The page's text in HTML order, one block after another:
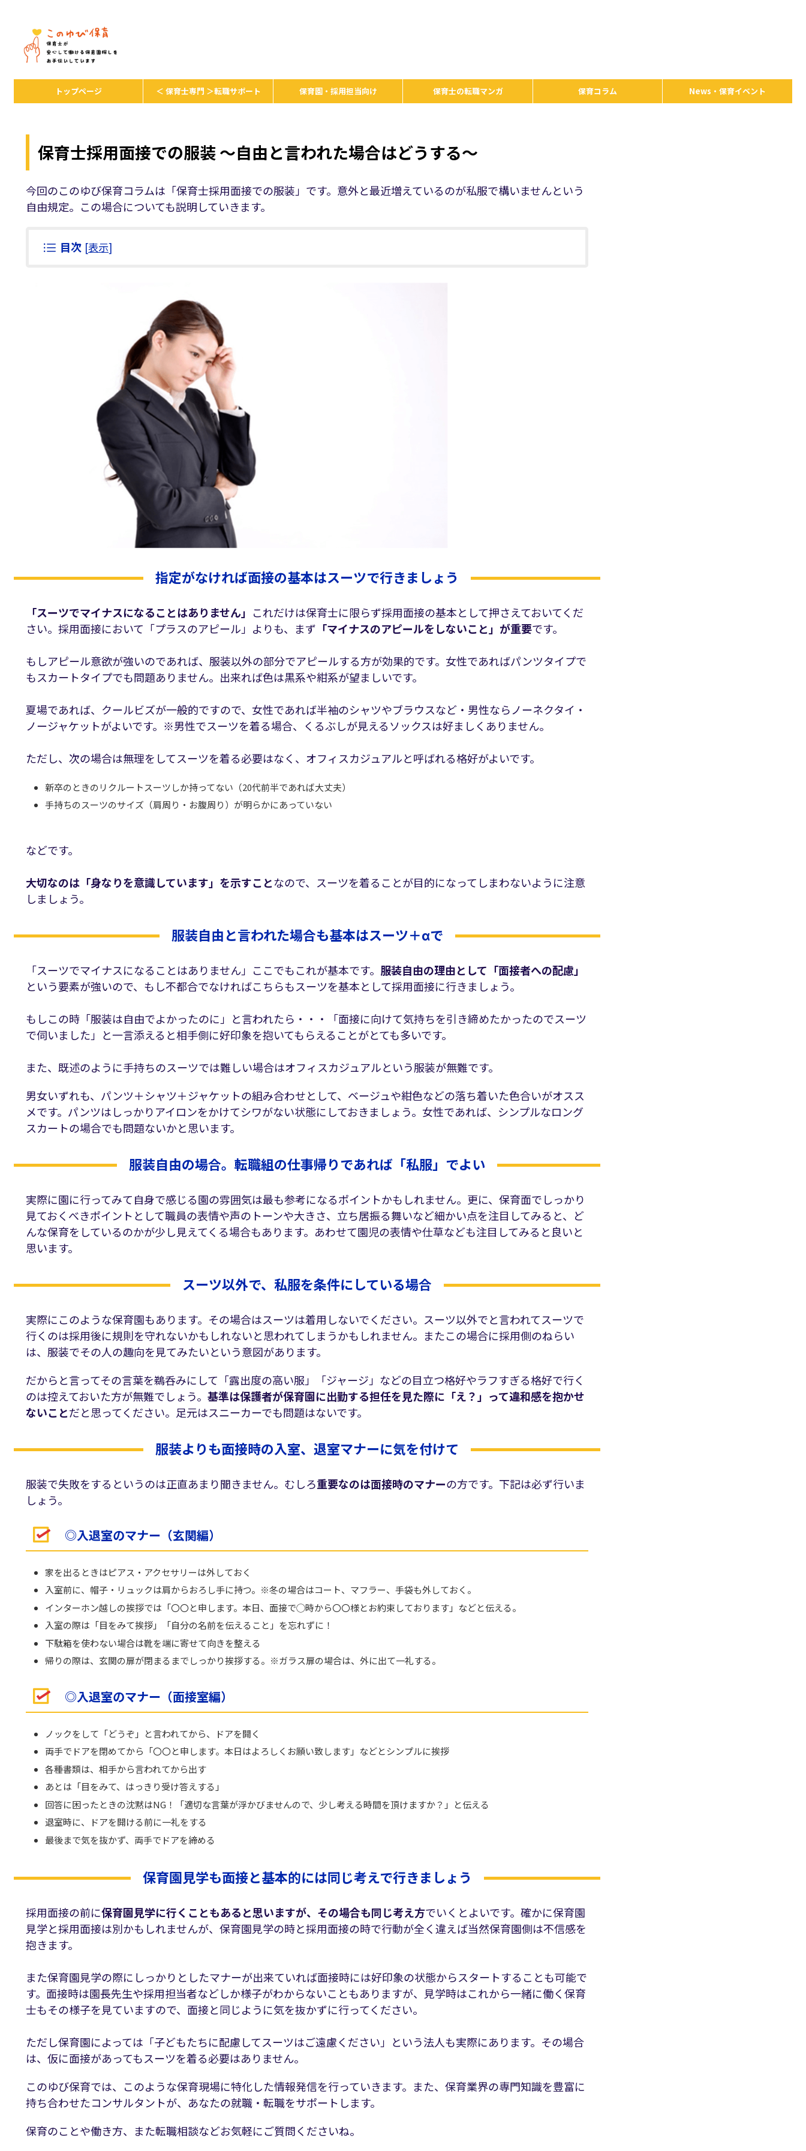
トップページ ＜ 保育士専門 ＞転職サポート 保育園・採用担当向け 保育士の転職マンガ 保育コラム News・保育イベント
保育士採用面接での服装 ～自由と言われた場合はどうする～
今回のこのゆび保育コラムは「保育士採用面接での服装」です。意外と最近増えているのが私服で構いませんという
自由規定。この場合についても説明していきます。
目次 [表示]
指定がなければ面接の基本はスーツで行きましょう
「スーツでマイナスになることはありません」 これだけは保育士に限らず採用面接の基本として押さえておいてくだ
さい。採用面接において「プラスのアピール」よりも、まず 「マイナスのアピールをしないこと」が重要です。
もしアピール意欲が強いのであれば、服装以外の部分でアピールする方が効果的です。女性であればパンツタイプで
もスカートタイプでも問題ありません。出来れば色は黒系や紺系が望ましいです。
夏場であれば、クールビズが一般的ですので、女性であれば半袖のシャツやブラウスなど・男性ならノーネクタイ・
ノージャケットがよいです。※男性でスーツを着る場合、くるぶしが見えるソックスは好ましくありません。
ただし、次の場合は無理をしてスーツを着る必要はなく、オフィスカジュアルと呼ばれる格好がよいです。
新卒のときのリクルートスーツしか持ってない（20代前半であれば大丈夫）
手持ちのスーツのサイズ（肩周り・お腹周り）が明らかにあっていない
などです。
大切なのは「身なりを意識しています」を示すことなので、スーツを着ることが目的になってしまわないように注意
しましょう。
服装自由と言われた場合も基本はスーツ＋αで
「スーツでマイナスになることはありません」ここでもこれが基本です。 服装自由の理由として「面接者への配慮」
という要素が強いので、もし不都合でなければこちらもスーツを基本として採用面接に行きましょう。
もしこの時「服装は自由でよかったのに」と言われたら・・・「面接に向けて気持ちを引き締めたかったのでスーツ
で伺いました」と一言添えると相手側に好印象を抱いてもらえることがとても多いです。
また、既述のように手持ちのスーツでは難しい場合はオフィスカジュアルという服装が無難です。
男女いずれも、パンツ＋シャツ＋ジャケットの組み合わせとして、ベージュや紺色などの落ち着いた色合いがオスス
メです。パンツはしっかりアイロンをかけてシワがない状態にしておきましょう。女性であれば、シンプルなロング
スカートの場合でも問題ないかと思います。
服装自由の場合。転職組の仕事帰りであれば「私服」でよい
実際に園に行ってみて自身で感じる園の雰囲気は最も参考になるポイントかもしれません。更に、保育面でしっかり
見ておくべきポイントとして職員の表情や声のトーンや大きさ、立ち居振る舞いなど細かい点を注目してみると、ど
んな保育をしているのかが少し見えてくる場合もあります。あわせて園児の表情や仕草なども注目してみると良いと
思います。
スーツ以外で、私服を条件にしている場合
実際にこのような保育園もあります。その場合はスーツは着用しないでください。スーツ以外でと言われてスーツで
行くのは採用後に規則を守れないかもしれないと思われてしまうかもしれません。またこの場合に採用側のねらい
は、服装でその人の趣向を見てみたいという意図があります。
だからと言ってその言葉を鵜呑みにして「露出度の高い服」「ジャージ」などの目立つ格好やラフすぎる格好で行く
のは控えておいた方が無難でしょう。 基準は保護者が保育園に出勤する担任を見た際に「え？」って違和感を抱かせ
ないことだと思ってください。足元はスニーカーでも問題はないです。
服装よりも面接時の入室、退室マナーに気を付けて
服装で失敗をするというのは正直あまり聞きません。むしろ重要なのは面接時のマナーの方です。下記は必ず行いま
しょう。
◎入退室のマナー（玄関編）
家を出るときはピアス・アクセサリーは外しておく
入室前に、帽子・リュックは肩からおろし手に持つ。※冬の場合はコート、マフラー、手袋も外しておく。
インターホン越しの挨拶では「〇〇と申します。本日、面接で◯時から〇〇様とお約束しております」などと伝える。
入室の際は「目をみて挨拶」「自分の名前を伝えること」を忘れずに！
下駄箱を使わない場合は靴を端に寄せて向きを整える
帰りの際は、玄関の扉が閉まるまでしっかり挨拶する。※ガラス扉の場合は、外に出て一礼する。
◎入退室のマナー（面接室編）
ノックをして「どうぞ」と言われてから、ドアを開く
両手でドアを閉めてから「〇〇と申します。本日はよろしくお願い致します」などとシンプルに挨拶
各種書類は、相手から言われてから出す
あとは「目をみて、はっきり受け答えする」
回答に困ったときの沈黙はNG！「適切な言葉が浮かびませんので、少し考える時間を頂けますか？」と伝える
退室時に、ドアを開ける前に一礼をする
最後まで気を抜かず、両手でドアを締める
保育園見学も面接と基本的には同じ考えで行きましょう
採用面接の前に保育園見学に行くこともあると思いますが、その場合も同じ考え方でいくとよいです。確かに保育園
見学と採用面接は別かもしれませんが、保育園見学の時と採用面接の時で行動が全く違えば当然保育園側は不信感を
抱きます。
また保育園見学の際にしっかりとしたマナーが出来ていれば面接時には好印象の状態からスタートすることも可能で
す。面接時は園長先生や採用担当者などしか様子がわからないこともありますが、見学時はこれから一緒に働く保育
士もその様子を見ていますので、面接と同じように気を抜かずに行ってください。
ただし保育園によっては「子どもたちに配慮してスーツはご遠慮ください」という法人も実際にあります。その場合
は、仮に面接があってもスーツを着る必要はありません。
このゆび保育では、このような保育現場に特化した情報発信を行っていきます。また、保育業界の専門知識を豊富に
持ち合わせたコンサルタントが、あなたの就職・転職をサポートします。
保育のことや働き方、また転職相談などお気軽にご質問くださいね。